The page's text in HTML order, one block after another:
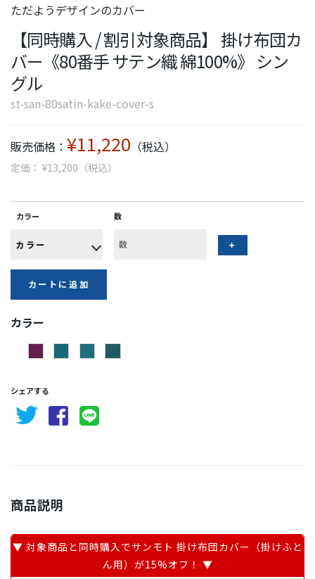
ただようデザインのカバー
【同時購入 / 割引対象商品】 掛け布団カ
バー《80番手 サテン織 綿100%》 シン
グル
st-san-80satin-kake-cover-s
販売価格： ¥11,220 （税込）
定価： ¥13,200（税込）
カラー 数
カートに追加
カラー
シェアする
商品説明
▼ 対象商品と同時購入でサンモト 掛け布団カバー（掛けふと
ん用）が15%オフ！ ▼